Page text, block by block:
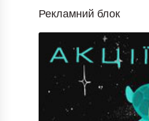
Рекламний блок